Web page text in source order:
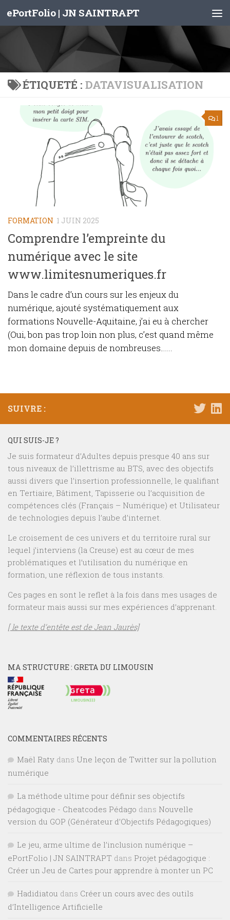
Skip to content
ePortFolio | JN SAINTRAPT
ÉTIQUETÉ : DATAVISUALISATION
1
FORMATION 1 JUIN 2025
Comprendre l’empreinte du
numérique avec le site
www.limitesnumeriques.fr
Dans le cadre d’un cours sur les enjeux du
numérique, ajouté systématiquement aux
formations Nouvelle-Aquitaine, j’ai eu à chercher
(Oui, bon pas trop loin non plus, c’est quand même
mon domaine depuis de nombreuses…...
SUIVRE :
QUI SUIS-JE ?
Je suis formateur d’Adultes depuis presque 40 ans sur
tous niveaux de l’illettrisme au BTS, avec des objectifs
aussi divers que l’insertion professionnelle, le qualifiant
en Tertiaire, Bâtiment, Tapisserie ou l’acquisition de
compétences clés (Français – Numérique) et Utilisateur
de technologies depuis l’aube d’internet.
Le croisement de ces univers et du territoire rural sur
lequel j’interviens (la Creuse) est au cœur de mes
problématiques et l’utilisation du numérique en
formation, une réflexion de tous instants.
Ces pages en sont le reflet à la fois dans mes usages de
formateur mais aussi sur mes expériences d’apprenant.
[ le texte d’entête est de Jean Jaurès]
MA STRUCTURE : GRETA DU LIMOUSIN
COMMENTAIRES RÉCENTS
Maël Raty dans Une leçon de Twitter sur la pollution
numérique
La méthode ultime pour définir ses objectifs
pédagogique - Cheatcodes Pédago dans Nouvelle
version du GOP (Générateur d’Objectifs Pédagogiques)
Le jeu, arme ultime de l’inclusion numérique –
ePortFolio | JN SAINTRAPT dans Projet pédagogique :
Créer un Jeu de Cartes pour apprendre à monter un PC
Hadidiatou dans Créer un cours avec des outils
d’Intelligence Artificielle